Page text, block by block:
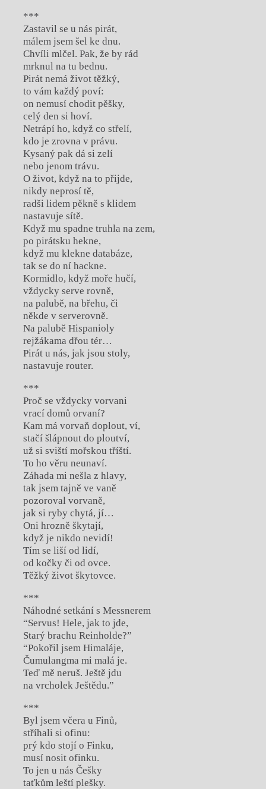
***
Zastavil se u nás pirát,
málem jsem šel ke dnu.
Chvíli mlčel. Pak, že by rád
mrknul na tu bednu.
Pirát nemá život těžký,
to vám každý poví:
on nemusí chodit pěšky,
celý den si hoví.
Netrápí ho, když co střelí,
kdo je zrovna v právu.
Kysaný pak dá si zelí
nebo jenom trávu.
O život, když na to přijde,
nikdy neprosí tě,
radši lidem pěkně s klidem
nastavuje sítě.
Když mu spadne truhla na zem,
po pirátsku hekne,
když mu klekne databáze,
tak se do ní hackne.
Kormidlo, když moře hučí,
vždycky serve rovně,
na palubě, na břehu, či
někde v serverovně.
Na palubě Hispanioly
rejžákama dřou tér…
Pirát u nás, jak jsou stoly,
nastavuje router.
***
Proč se vždycky vorvani
vrací domů orvaní?
Kam má vorvaň doplout, ví,
stačí šlápnout do ploutví,
už si sviští mořskou tříští.
To ho věru neunaví.
Záhada mi nešla z hlavy,
tak jsem tajně ve vaně
pozoroval vorvaně,
jak si ryby chytá, jí…
Oni hrozně škytají,
když je nikdo nevidí!
Tím se liší od lidí,
od kočky či od ovce.
Těžký život škytovce.
***
Náhodné setkání s Messnerem
“Servus! Hele, jak to jde,
Starý brachu Reinholde?”
“Pokořil jsem Himaláje,
Čumulangma mi malá je.
Teď mě neruš. Ještě jdu
na vrcholek Ještědu.”
***
Byl jsem včera u Finů,
stříhali si ofinu:
prý kdo stojí o Finku,
musí nosit ofinku.
To jen u nás Češky
taťkům leští plešky.